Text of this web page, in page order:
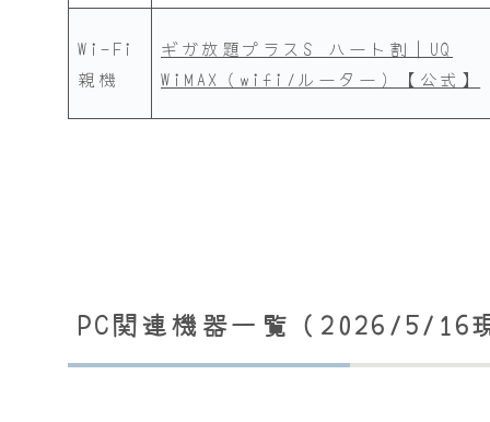
Wi-Fi
親機
ギガ放題プラスS ハート割｜UQ
WiMAX（wifi/ルーター）【公式】
PC関連機器一覧（2026/5/16